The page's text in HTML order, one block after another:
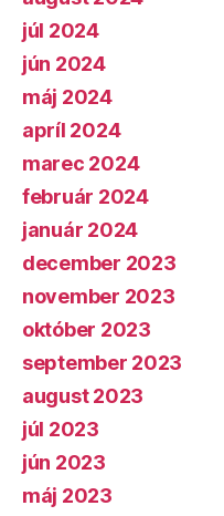
júl 2024
jún 2024
máj 2024
apríl 2024
marec 2024
február 2024
január 2024
december 2023
november 2023
október 2023
september 2023
august 2023
júl 2023
jún 2023
máj 2023